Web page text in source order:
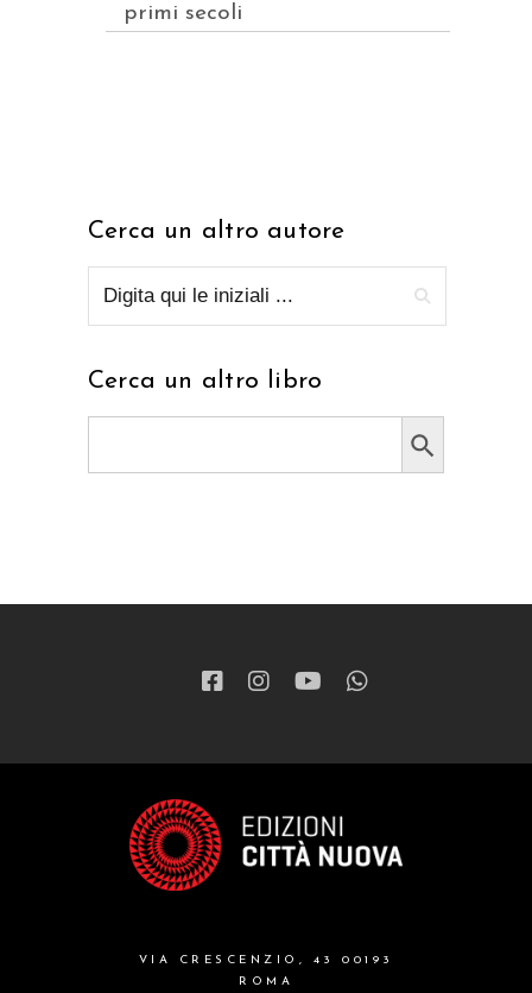
primi secoli
Cerca un altro autore
Cerca un altro libro
Search Button
VIA CRESCENZIO, 43 00193
ROMA